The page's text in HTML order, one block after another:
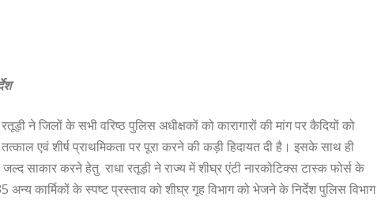
ने जिलों के सभी वरिष्ठ पुलिस अधीक्षकों को कारागारों की मांग पर कैदियों को
एवं शीर्ष प्राथमिकता पर पूरा करने की कड़ी हिदायत दी है। इसके साथ ही
साकार करने हेतु राधा रतूड़ी ने राज्य में शीघ्र एंटी नारकोटिक्स टास्क फोर्स के
कार्मिकों के स्पष्ट प्रस्ताव को शीघ्र गृह विभाग को भेजने के निर्देश पुलिस विभाग